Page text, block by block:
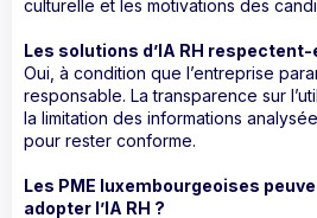
culturelle et les motivations des
Les solutions d’IA RH respectent-
Oui, à condition que l’entreprise
responsable. La transparence sur
la limitation des informations
pour rester conforme.
Les PME luxembourgeoises
adopter l’IA RH ?